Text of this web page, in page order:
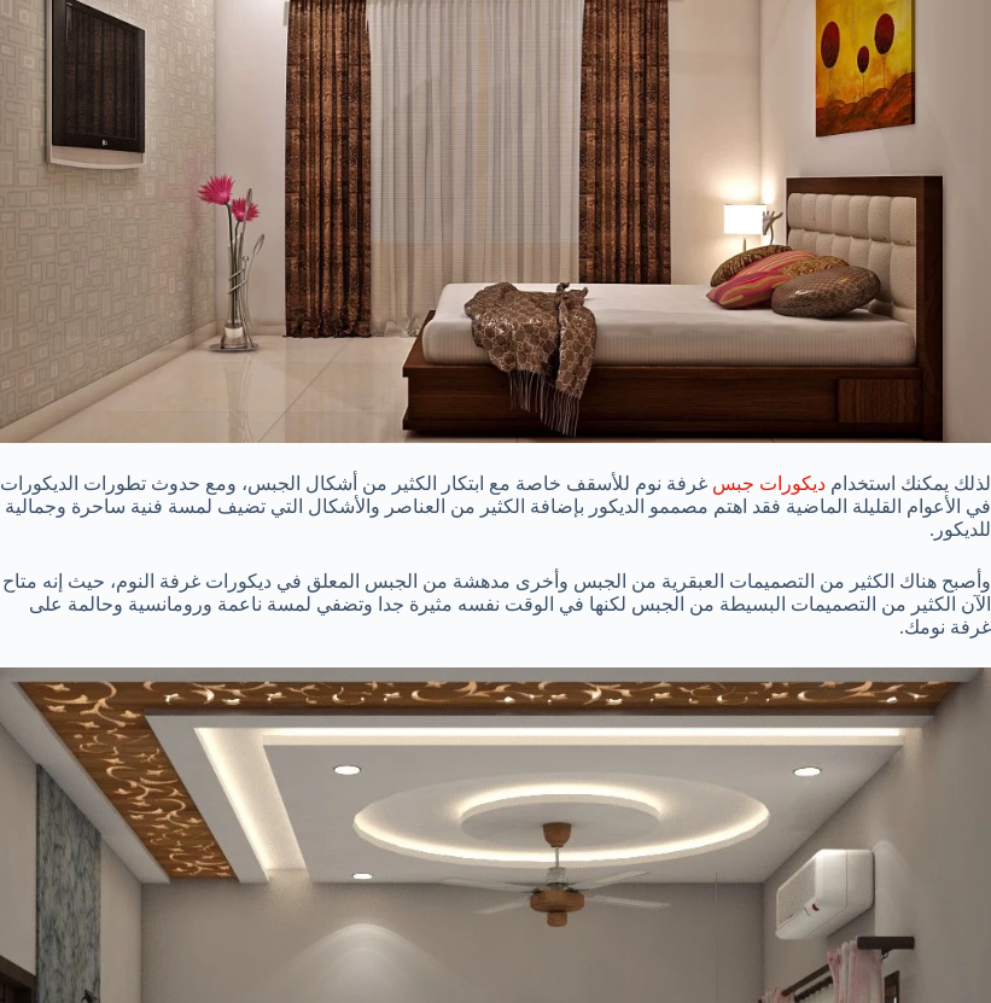
لذلك يمكنك استخدام ديكورات جبس غرفة نوم للأسقف خاصة مع ابتكار الكثير من أشكال الجبس، ومع حدوث تطورات الديكورات
في الأعوام القليلة الماضية فقد اهتم مصممو الديكور بإضافة الكثير من العناصر والأشكال التي تضيف لمسة فنية ساحرة وجمالية
للديكور.
وأصبح هناك الكثير من التصميمات العبقرية من الجبس وأخرى مدهشة من الجبس المعلق في ديكورات غرفة النوم، حيث إنه متاح
الآن الكثير من التصميمات البسيطة من الجبس لكنها في الوقت نفسه مثيرة جدا وتضفي لمسة ناعمة ورومانسية وحالمة على
غرفة نومك.